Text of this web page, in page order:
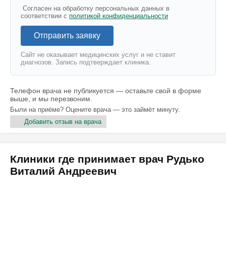
Согласен на обработку персональных данных в
соответствии с политикой конфиденциальности
Отправить заявку
Сайт не оказывает медицинских услуг и не ставит
диагнозов. Запись подтверждает клиника.
Телефон врача не публикуется — оставьте свой в форме
выше, и мы перезвоним.
Были на приёме? Оцените врача — это займёт минуту.
Добавить отзыв на врача
Клиники где принимает врач Рудько
Виталий Андреевич